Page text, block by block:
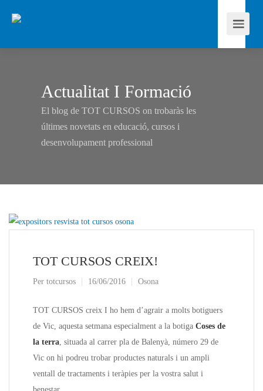
Actualitat I Formació
El blog de TOT CURSOS on trobaràs les
últimes novetats en educació, cursos i
desenvolupament professional
TOT CURSOS CREIX!
Per totcursos 16/06/2016 Osona
TOT CURSOS creix I ho hem d’agrair a molts botiguers
de Vic, aquesta setmana especialment a la botiga Coses de
la terra, situada al carrer pla de Balenyà, número 29 de
Vic on hi podreu trobar productes naturals i un ampli
ventall de tractaments i teràpies per la vostra salut i